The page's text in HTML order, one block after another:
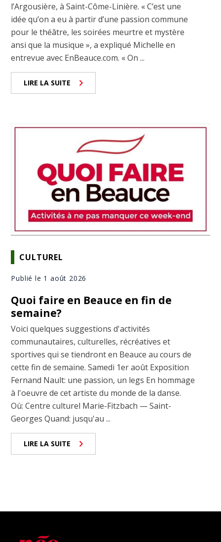
l’Argousière, à Saint-Côme-Linière. « C’est une
idée qu’on a eu à partir d’une passion commune
pour le théâtre, les soirées meurtre et mystère
ansi que la musique », a expliqué Michelle en
entrevue avec EnBeauce.com. « On ...
LIRE LA SUITE
CULTUREL
Publié le 1 août 2026
Quoi faire en Beauce en fin de
semaine?
Voici quelques suggestions d'activités
communautaires, culturelles, récréatives et
sportives qui se tiendront en Beauce au cours de
cette fin de semaine. Samedi 1er août Exposition
Fernand Nault: une passion, un legs En hommage
à l'oeuvre de cet artiste du monde de la danse.
Où: Centre culturel Marie-Fitzbach — Saint-
Georges Quand: jusqu'au ...
LIRE LA SUITE